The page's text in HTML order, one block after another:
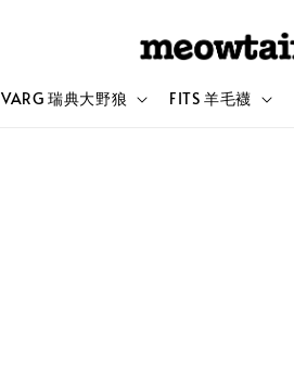
VARG 瑞典大野狼 FITS 羊毛襪